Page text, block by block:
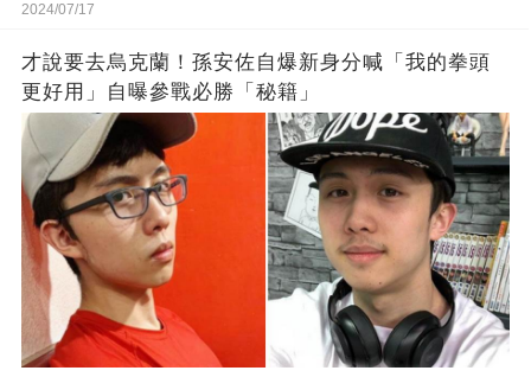
2024/07/17
才說要去烏克蘭！孫安佐自爆新身分喊「我的拳頭
更好用」自曝參戰必勝「秘籍」